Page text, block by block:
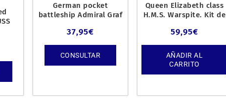
German pocket
battleship Admiral Graf
escala 1/3
37,95€
CONSULTAR
Queen Elizabeth class
H.M.S. Warspite. Kit de
59,95€
AÑADIR AL
CARRITO